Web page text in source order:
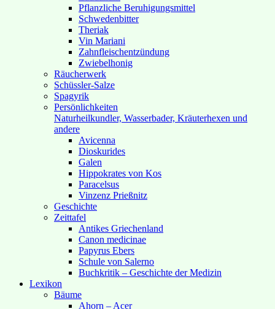
Pflanzliche Beruhigungsmittel
Schwedenbitter
Theriak
Vin Mariani
Zahnfleischentzündung
Zwiebelhonig
Räucherwerk
Schüssler-Salze
Spagyrik
Persönlichkeiten
Naturheilkundler, Wasserbader, Kräuterhexen und
andere
Avicenna
Dioskurides
Galen
Hippokrates von Kos
Paracelsus
Vinzenz Prießnitz
Geschichte
Zeittafel
Antikes Griechenland
Canon medicinae
Papyrus Ebers
Schule von Salerno
Buchkritik – Geschichte der Medizin
Lexikon
Bäume
Ahorn – Acer